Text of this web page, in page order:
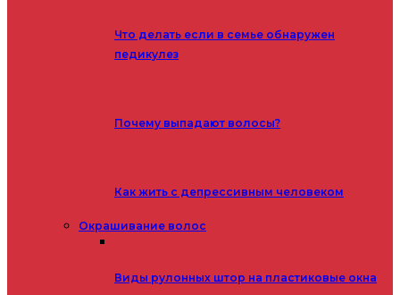
Что делать если в семье обнаружен
педикулез
Почему выпадают волосы?
Как жить с депрессивным человеком
Окрашивание волос
Виды рулонных штор на пластиковые окна